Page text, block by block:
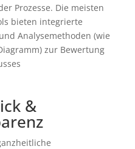
Prozesse. Die meisten
bieten integrierte
Analysemethoden (wie
zur Bewertung
&